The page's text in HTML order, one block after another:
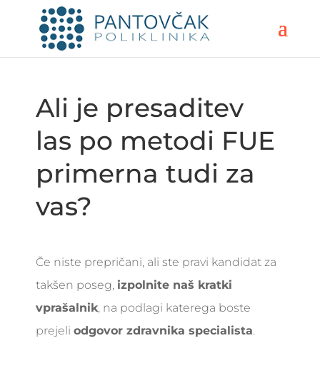
Ali je presaditev
las po metodi FUE
primerna tudi za
vas?
Če niste prepričani, ali ste pravi kandidat za
takšen poseg, izpolnite naš kratki
vprašalnik, na podlagi katerega boste
prejeli odgovor zdravnika specialista.